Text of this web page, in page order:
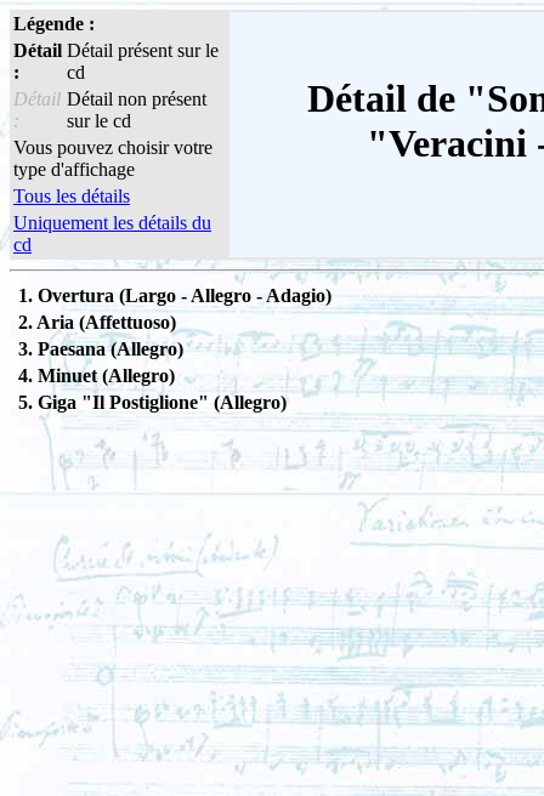
Légende :
Détail de
"Veracini
Détail
:
Détail présent sur le
cd
Détail
:
Détail non présent
sur le cd
Vous pouvez choisir votre
type d'affichage
Tous les détails
Uniquement les détails du
cd
1. Overtura (Largo - Allegro - Adagio)
2. Aria (Affettuoso)
3. Paesana (Allegro)
4. Minuet (Allegro)
5. Giga "Il Postiglione" (Allegro)